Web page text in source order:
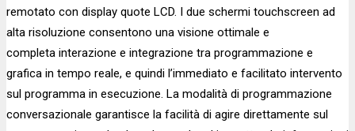
remotato con display quote LCD. I due schermi touchscreen ad
alta risoluzione consentono una visione ottimale e
completa interazione e integrazione tra programmazione e
grafica in tempo reale, e quindi l’immediato e facilitato intervento
sul programma in esecuzione. La modalità di programmazione
conversazionale garantisce la facilità di agire direttamente sul